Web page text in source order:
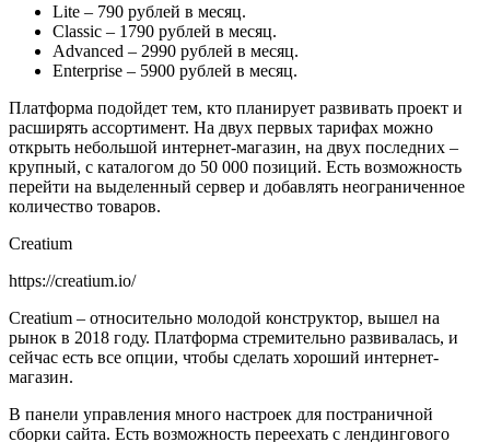
Lite – 790 рублей в месяц.
Classic – 1790 рублей в месяц.
Advanced – 2990 рублей в месяц.
Enterprise – 5900 рублей в месяц.
Платформа подойдет тем, кто планирует развивать проект и
расширять ассортимент. На двух первых тарифах можно
открыть небольшой интернет-магазин, на двух последних –
крупный, с каталогом до 50 000 позиций. Есть возможность
перейти на выделенный сервер и добавлять неограниченное
количество товаров.
Creatium
https://creatium.io/
Creatium – относительно молодой конструктор, вышел на
рынок в 2018 году. Платформа стремительно развивалась, и
сейчас есть все опции, чтобы сделать хороший интернет-
магазин.
В панели управления много настроек для постраничной
сборки сайта. Есть возможность переехать с лендингового